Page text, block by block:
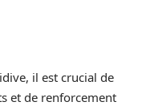
il est crucial de
et de renforcement